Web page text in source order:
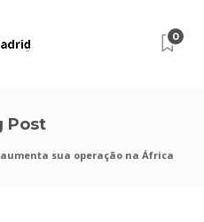
0
Post
aumenta sua operação na África